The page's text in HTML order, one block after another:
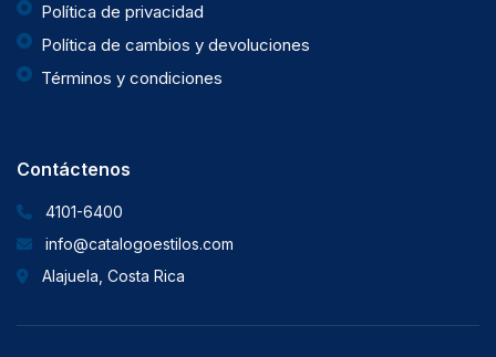
Política de privacidad
Política de cambios y devoluciones
Términos y condiciones
Contáctenos
4101-6400
info@catalogoestilos.com
Alajuela, Costa Rica